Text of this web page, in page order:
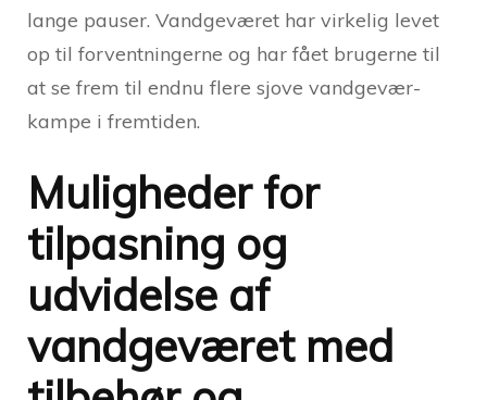
lange pauser. Vandgeværet har virkelig levet
op til forventningerne og har fået brugerne til
at se frem til endnu flere sjove vandgevær-
kampe i fremtiden.
Muligheder for
tilpasning og
udvidelse af
vandgeværet med